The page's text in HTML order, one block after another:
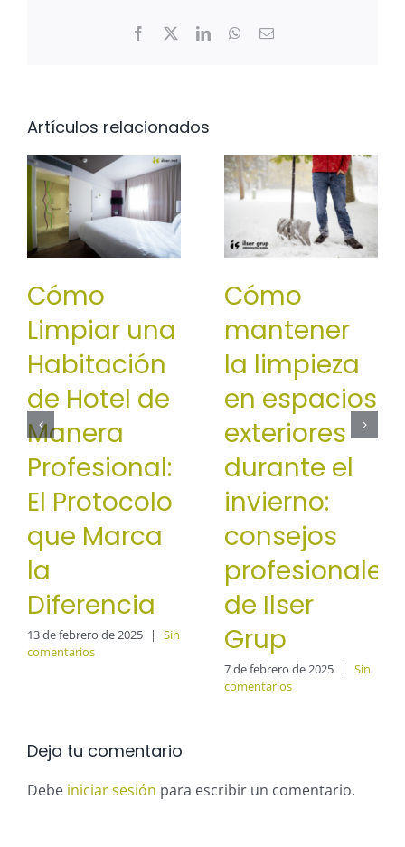
Facebook LinkedInWhatsApp
Correo
Artículos relacionados
Cómo
Limpiar una
Habitación
de Hotel de
Manera
Profesional:
El Protocolo
que Marca
la
Diferencia
13 de febrero de 2025 |
Sin
comentarios
Cómo
mantener
la limpieza
en espacios
exteriores
durante el
invierno:
consejos
profesionales
de Ilser
Grup
7 de febrero de 2025 |
Sin
comentarios
Deja tu comentario
Debe iniciar sesión para escribir un comentario.